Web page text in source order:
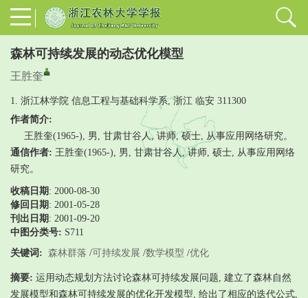
森林可持续发展的动态优化模型
王胜奎
1. 浙江林学院 信息工程与基础科学系, 浙江 临安 311300
作者简介:
王胜奎(1965-), 男, 甘肃甘谷人, 讲师, 硕士, 从事应用网络研究。
通信作者: 王胜奎(1965-), 男, 甘肃甘谷人, 讲师, 硕士, 从事应用网络
研究。
收稿日期 : 2000-08-30
修回日期 : 2001-05-28
刊出日期 : 2001-09-20
中图分类号: S711
关键词: 森林群落 /可持续发展 /数学模型 /优化
摘要: 运用动态规划方法讨论森林可持续发展问题, 建立了森林自然
发展模型和森林可持续发展的优化开发模型, 给出了相应的迭代公式,